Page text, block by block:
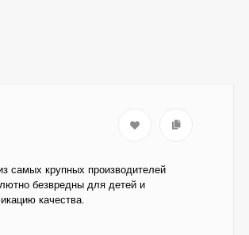
самых крупных производителей
безвредны для детей и
качества.